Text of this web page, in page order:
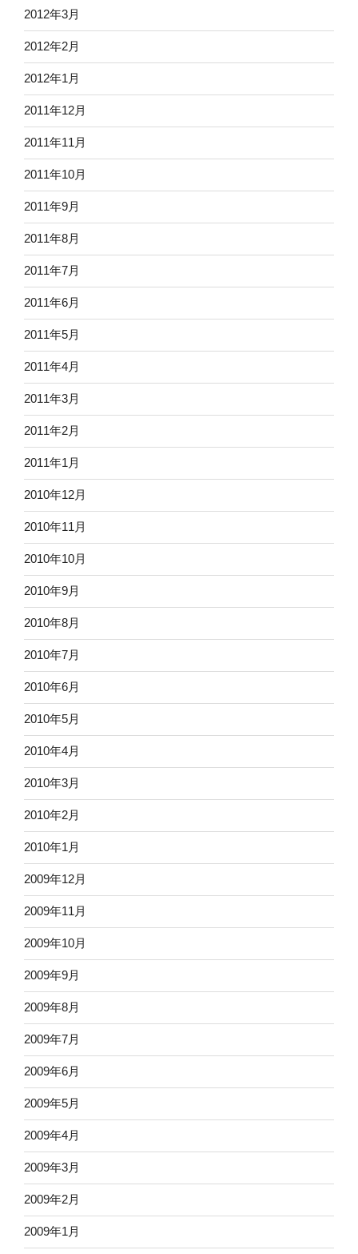
2012年3月
2012年2月
2012年1月
2011年12月
2011年11月
2011年10月
2011年9月
2011年8月
2011年7月
2011年6月
2011年5月
2011年4月
2011年3月
2011年2月
2011年1月
2010年12月
2010年11月
2010年10月
2010年9月
2010年8月
2010年7月
2010年6月
2010年5月
2010年4月
2010年3月
2010年2月
2010年1月
2009年12月
2009年11月
2009年10月
2009年9月
2009年8月
2009年7月
2009年6月
2009年5月
2009年4月
2009年3月
2009年2月
2009年1月